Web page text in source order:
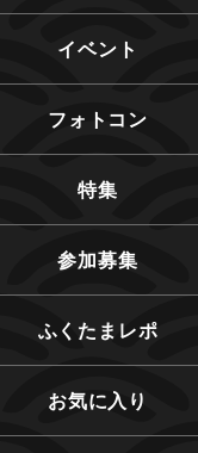
イベント
フォトコン
特集
参加募集
ふくたまレポ
お気に入り